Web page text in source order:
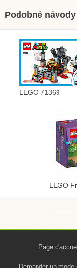
Podobné návody
LEGO 71369
LEGO
Page d'accueil
Demander un mode